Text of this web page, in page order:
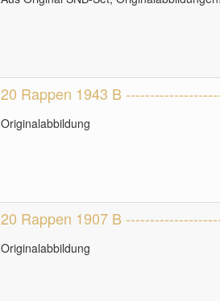
20 Rappen 1943 B
Originalabbildung
20 Rappen 1907 B
Originalabbildung